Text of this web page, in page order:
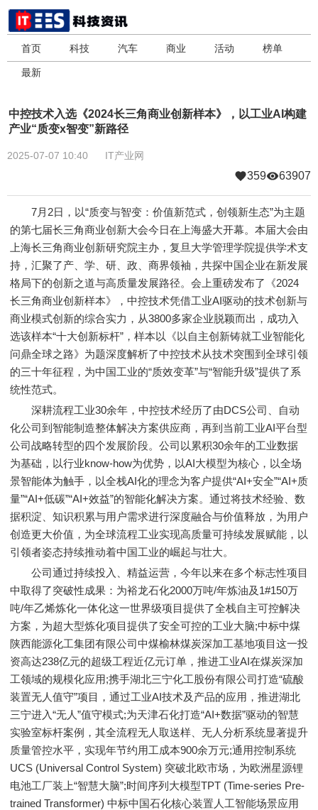
首页 科技 汽车 商业 活动 榜单
最新
中控技术入选《2024长三角商业创新样本》，以工业AI构建
产业“质变x智变”新路径
2025-07-07 10:40 IT产业网
359 63907
7月2日，以“质变与智变：价值新范式，创领新生态”为主题
的第七届长三角商业创新大会今日在上海盛大开幕。本届大会由
上海长三角商业创新研究院主办，复旦大学管理学院提供学术支
持，汇聚了产、学、研、政、商界领袖，共探中国企业在新发展
格局下的创新之道与高质量发展路径。会上重磅发布了《2024
长三角商业创新样本》，中控技术凭借工业AI驱动的技术创新与
商业模式创新的综合实力，从3800多家企业脱颖而出，成功入
选该样本“十大创新标杆”，样本以《以自主创新铸就工业智能化
问鼎全球之路》为题深度解析了中控技术从技术突围到全球引领
的三十年征程，为中国工业的“质效变革”与“智能升级”提供了系
统性范式。
深耕流程工业30余年，中控技术经历了由DCS公司、自动
化公司到智能制造整体解决方案供应商，再到当前工业AI平台型
公司战略转型的四个发展阶段。公司以累积30余年的工业数据
为基础，以行业know-how为优势，以AI大模型为核心，以全场
景智能体为触手，以全栈AI化的理念为客户提供“AI+安全”“AI+质
量”“AI+低碳”“AI+效益”的智能化解决方案。通过将技术经验、数
据积淀、知识积累与用户需求进行深度融合与价值释放，为用户
创造更大价值，为全球流程工业实现高质量可持续发展赋能，以
引领者姿态持续推动着中国工业的崛起与壮大。
公司通过持续投入、精益运营，今年以来在多个标志性项目
中取得了突破性成果：为裕龙石化2000万吨/年炼油及1#150万
吨/年乙烯炼化一体化这一世界级项目提供了全栈自主可控解决
方案，为超大型炼化项目提供了安全可控的工业大脑;中标中煤
陕西能源化工集团有限公司中煤榆林煤炭深加工基地项目这一投
资高达238亿元的超级工程近亿元订单，推进工业AI在煤炭深加
工领域的规模化应用;携手湖北三宁化工股份有限公司打造“硫酸
装置无人值守”项目，通过工业AI技术及产品的应用，推进湖北
三宁进入“无人”值守模式;为天津石化打造“AI+数据”驱动的智慧
实验室标杆案例，其全流程无人取送样、无人分析系统显著提升
质量管控水平，实现年节约用工成本900余万元;通用控制系统
UCS (Universal Control System) 突破北欧市场，为欧洲星源锂
电池工厂装上“智慧大脑”;时间序列大模型TPT (Time-series Pre-
trained Transformer) 中标中国石化核心装置人工智能场景应用